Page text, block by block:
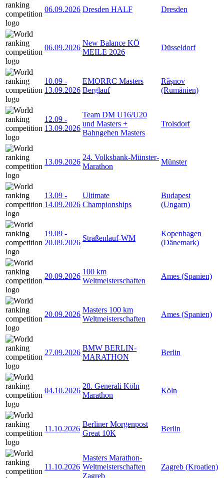
06.09.2026 Dresden HALF Dresden
06.09.2026
New Balance KÖ
MEILE 2026
Düsseldorf
10.09 -
13.09.2026
EMORRC Masters
Berglauf
Râșnov
(Rumänien)
12.09 -
13.09.2026
Team DM U16/U20
und Masters +
Bahngehen Masters
Troisdorf
13.09.2026
24. Volksbank-Münster-
Marathon
Münster
13.09 -
14.09.2026
Ultimate
Championships
Budapest
(Ungarn)
19.09 -
20.09.2026
Straßenlauf-WM
Kopenhagen
(Dänemark)
20.09.2026
100 km
Weltmeisterschaften
Ames (Spanien)
20.09.2026
Masters 100 km
Weltmeisterschaften
Ames (Spanien)
27.09.2026
BMW BERLIN-
MARATHON
Berlin
04.10.2026
28. Generali Köln
Marathon
Köln
11.10.2026
Berliner Morgenpost
Great 10K
Berlin
11.10.2026
Masters Marathon-
Weltmeisterschaften
Zagreb
Zagreb (Kroatien)